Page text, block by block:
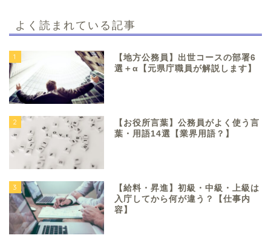
よく読まれている記事
1
【地方公務員】出世コースの部署6
選＋α【元県庁職員が解説します】
2
【お役所言葉】公務員がよく使う言
葉・用語14選【業界用語？】
3
【給料・昇進】初級・中級・上級は
入庁してから何が違う？【仕事内
容】